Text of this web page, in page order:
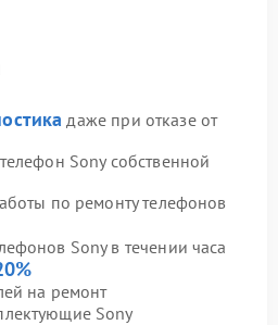
даже при отказе от
Sony собственной
по ремонту телефонов
Sony в течении часа
на ремонт
Sony